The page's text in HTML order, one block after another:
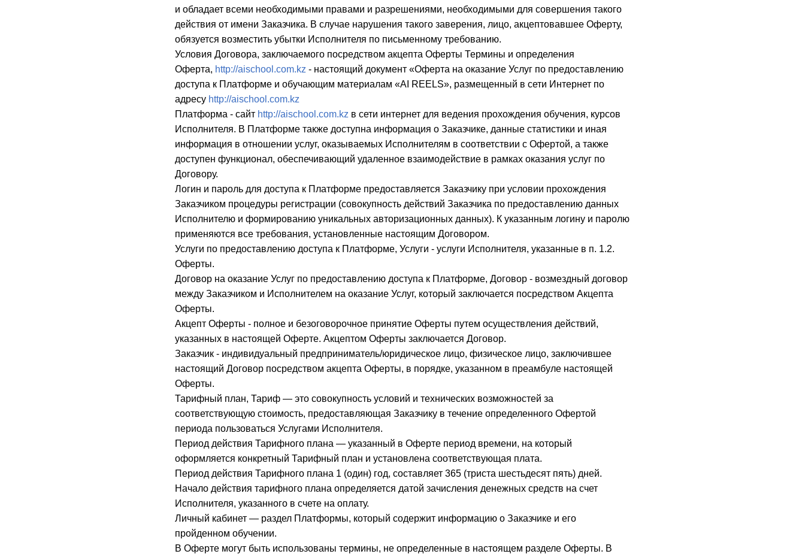
и обладает всеми необходимыми правами и разрешениями, необходимыми для совершения такого
действия от имени Заказчика. В случае нарушения такого заверения, лицо, акцептовавшее Оферту,
обязуется возместить убытки Исполнителя по письменному требованию.
Условия Договора, заключаемого посредством акцепта Оферты Термины и определения
Оферта, http://aischool.com.kz - настоящий документ «Оферта на оказание Услуг по предоставлению
доступа к Платформе и обучающим материалам «AI REELS», размещенный в сети Интернет по
адресу http://aischool.com.kz
Платформа - сайт http://aischool.com.kz в сети интернет для ведения прохождения обучения, курсов
Исполнителя. В Платформе также доступна информация о Заказчике, данные статистики и иная
информация в отношении услуг, оказываемых Исполнителям в соответствии с Офертой, а также
доступен функционал, обеспечивающий удаленное взаимодействие в рамках оказания услуг по
Договору.
Логин и пароль для доступа к Платформе предоставляется Заказчику при условии прохождения
Заказчиком процедуры регистрации (совокупность действий Заказчика по предоставлению данных
Исполнителю и формированию уникальных авторизационных данных). К указанным логину и паролю
применяются все требования, установленные настоящим Договором.
Услуги по предоставлению доступа к Платформе, Услуги - услуги Исполнителя, указанные в п. 1.2.
Оферты.
Договор на оказание Услуг по предоставлению доступа к Платформе, Договор - возмездный договор
между Заказчиком и Исполнителем на оказание Услуг, который заключается посредством Акцепта
Оферты.
Акцепт Оферты - полное и безоговорочное принятие Оферты путем осуществления действий,
указанных в настоящей Оферте. Акцептом Оферты заключается Договор.
Заказчик - индивидуальный предприниматель/юридическое лицо, физическое лицо, заключившее
настоящий Договор посредством акцепта Оферты, в порядке, указанном в преамбуле настоящей
Оферты.
Тарифный план, Тариф — это совокупность условий и технических возможностей за
соответствующую стоимость, предоставляющая Заказчику в течение определенного Офертой
периода пользоваться Услугами Исполнителя.
Период действия Тарифного плана — указанный в Оферте период времени, на который
оформляется конкретный Тарифный план и установлена соответствующая плата.
Период действия Тарифного плана 1 (один) год, составляет 365 (триста шестьдесят пять) дней.
Начало действия тарифного плана определяется датой зачисления денежных средств на счет
Исполнителя, указанного в счете на оплату.
Личный кабинет — раздел Платформы, который содержит информацию о Заказчике и его
пройденном обучении.
В Оферте могут быть использованы термины, не определенные в настоящем разделе Оферты. В